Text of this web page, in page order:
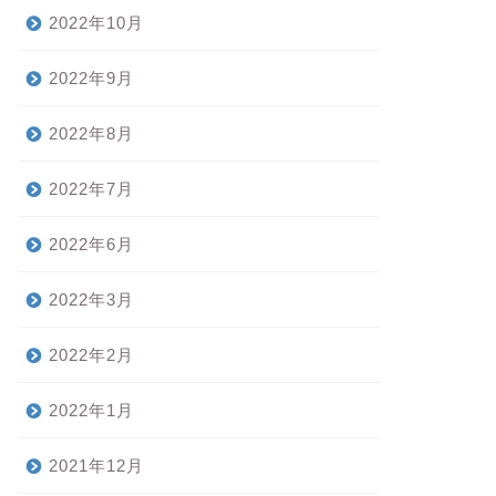
2022年10月
2022年9月
2022年8月
2022年7月
2022年6月
2022年3月
2022年2月
2022年1月
2021年12月